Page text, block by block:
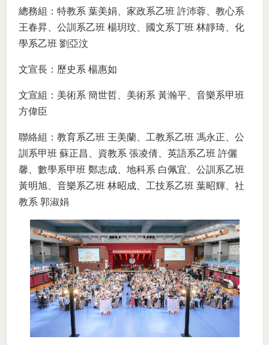
總務組：特教系 葉美娟、家政系乙班 許沛蓉、教心系
王春昇、公訓系乙班 楊玥玟、國文系丁班 林靜琦、化
學系乙班 劉亞汶
文宣長：歷史系 楊惠如
文宣組：美術系 簡世哲、美術系 黃瀚平、音樂系甲班
方偉臣
聯絡組：教育系乙班 王美蘭、工教系乙班 馮永正、公
訓系甲班 蘇正昌、資教系 張凌倩、英語系乙班 許儷
馨、數學系甲班 鄭志成、地科系 白佩宜、公訓系乙班
黃明旭、音樂系乙班 林昭成、工技系乙班 葉昭輝、社
教系 郭淑娟